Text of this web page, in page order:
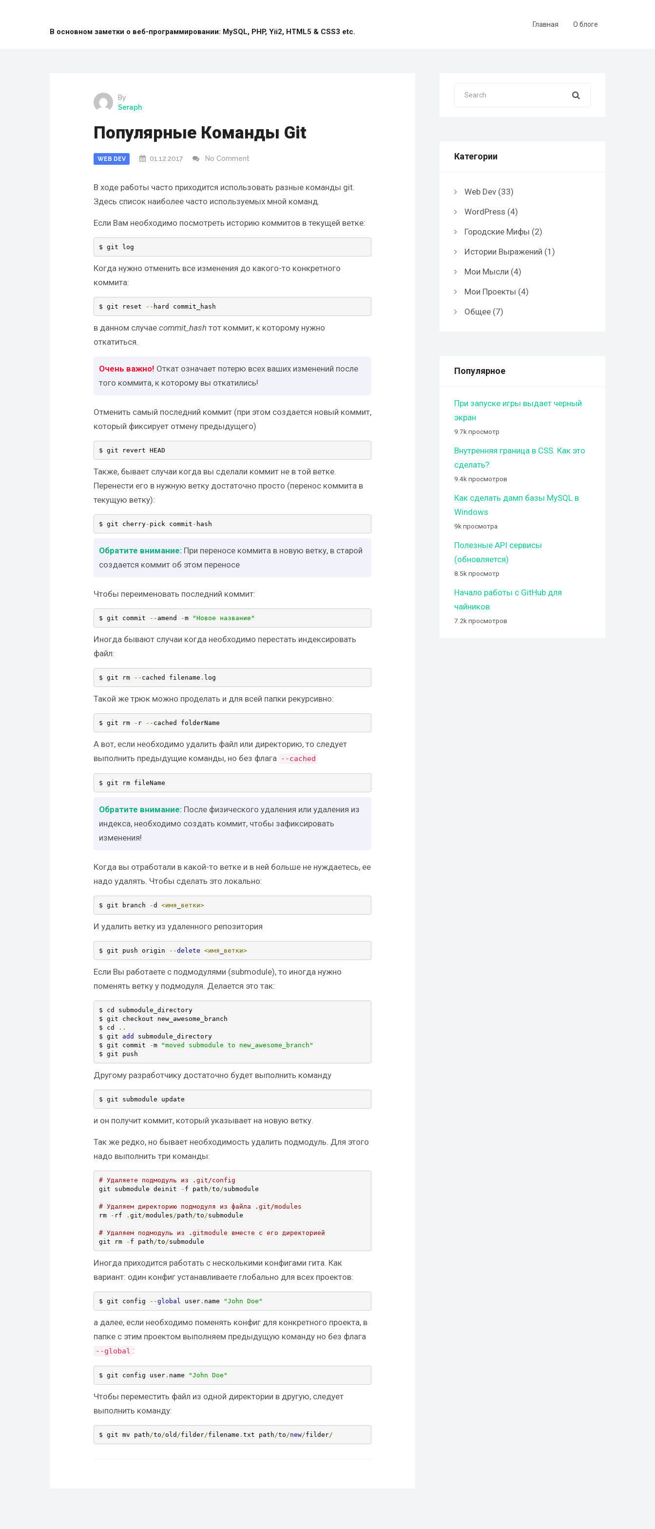
В основном заметки о веб-программировании: MySQL, PHP, Yii2, HTML5 & CSS3 etc.
Главная О блоге
By
Seraph
Популярные Команды Git
WEB DEV 01.12.2017 No Comment
В ходе работы часто приходится использовать разные команды git.
Здесь список наиболее часто используемых мной команд.
Если Вам необходимо посмотреть историю коммитов в текущей ветке:
$ git log
Когда нужно отменить все изменения до какого-то конкретного
коммита:
$ git reset -- hard commit_hash
в данном случае commit_hash тот коммит, к которому нужно
откатиться.
Откат означает потерю всех ваших изменений после
того коммита, к которому вы откатились!
Отменить самый последний коммит (при этом создается новый коммит,
который фиксирует отмену предыдущего)
$ git revert HEAD
Также, бывает случаи когда вы сделали коммит не в той ветке.
Перенести его в нужную ветку достаточно просто (перенос коммита в
текущую ветку):
$ git cherry- pick commit - hash
При переносе коммита в новую ветку, в старой
создается коммит об этом переносе
Чтобы переименовать последний коммит:
$ git commit -- amend -m "Новое название"
Иногда бывают случаи когда необходимо перестать индексировать
файл:
$ git rm -- cached filename . log
Такой же трюк можно проделать и для всей папки рекурсивно:
$ git rm - r -- cached folderName
А вот, если необходимо удалить файл или директорию, то следует
выполнить предыдущие команды, но без флага --cached
$ git rm fileName
После физического удаления или удаления из
индекса, необходимо создать коммит, чтобы зафиксировать
изменения!
Когда вы отработали в какой-то ветке и в ней больше не нуждаетесь, ее
надо удалять. Чтобы сделать это локально:
$ git branch -d <имя ветки>
И удалить ветку из удаленного репозитория
$ git push origin --delete <имя ветки>
Если Вы работаете с подмодулями (submodule), то иногда нужно
поменять ветку у подмодуля. Делается это так:
$ cd submodule_directory
$ git checkout new_awesome_branch
$ cd
..
$ git add submodule_directory
$ git commit
-m
"moved submodule to new_awesome_branch"
$ git push
Другому разработчику достаточно будет выполнить команду
$ git submodule update
и он получит коммит, который указывает на новую ветку.
Так же редко, но бывает необходимость удалить подмодуль. Для этого
надо выполнить три команды:
# Удаляете подмодуль из .git/config
git submodule deinit
- f path /to /submodule
# Удаляем директорию подмодуля из файла .git/modules
rm
- rf . git /modules /path /to /submodule
# Удаляем подмодуль из .gitmodule вместе с его директорией
git rm
- f path /to /submodule
Иногда приходится работать с несколькими конфигами гита. Как
вариант: один конфиг устанавливаете глобально для всех проектов:
$ git config --global user. name "John Doe"
а далее, если необходимо поменять конфиг для конкретного проекта, в
папке с этим проектом выполняем предыдущую команду но без флага
--global :
$ git config user. name "John Doe"
Чтобы переместить файл из одной директории в другую, следует
выполнить команду:
$ git mv path /to /old /filder/filename . txt path /to /new/filder/
Search
Категории
Web Dev (33)
WordPress (4)
Городские Мифы (2)
Истории Выражений (1)
Мои Мысли (4)
Мои Проекты (4)
Общее (7)
Популярное
При запуске игры выдает черный
экран
9.7k просмотр
Внутренняя граница в CSS. Как это
сделать?
9.4k просмотров
Как сделать дамп базы MySQL в
Windows
9k просмотра
Полезные API сервисы
(обновляется)
8.5k просмотр
Начало работы с GitHub для
чайников
7.2k просмотров